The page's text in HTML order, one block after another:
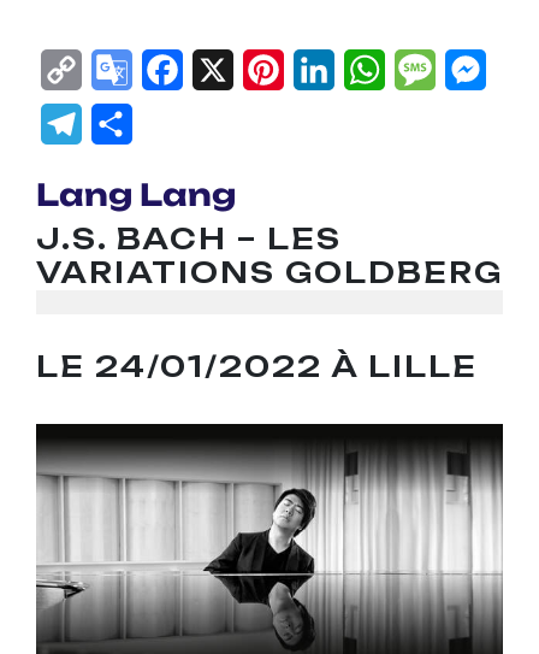
Copy
Link
GoogleFacebook
X Pinterest
LinkedInWhatsApp
Telegram
Lang Lang
J.S. BACH – LES
VARIATIONS GOLDBERG
LE 24/01/2022 À LILLE